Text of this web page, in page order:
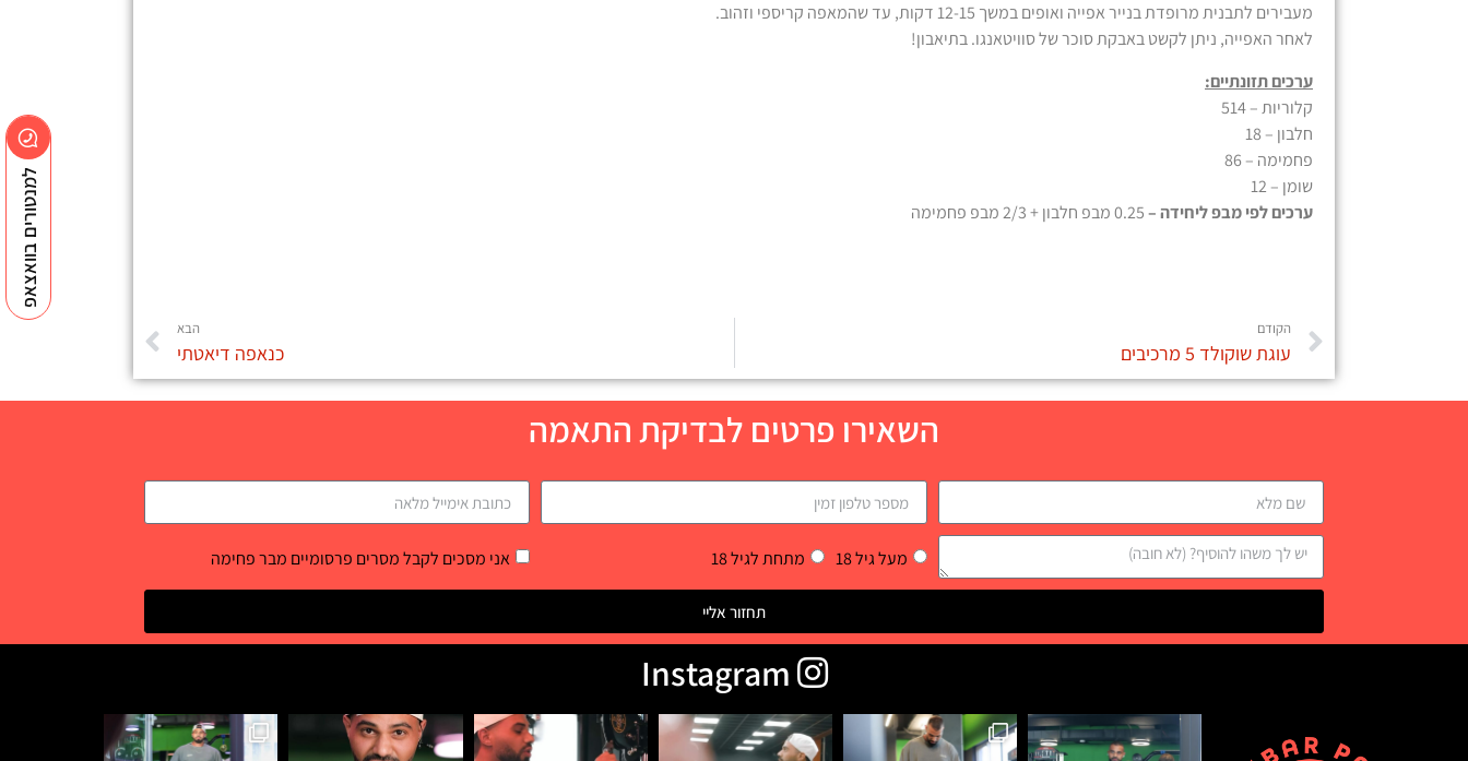
מעבירים לתבנית מרופדת בנייר אפייה ואופים במשך 12-15 דקות, עד שהמאפה קריספי וזהוב.
לאחר האפייה, ניתן לקשט באבקת סוכר של סוויטאנגו. בתיאבון!
ערכים תזונתיים:
קלוריות – 514
חלבון – 18
פחמימה – 86
שומן – 12
ערכים לפי מבפ ליחידה –
הקודם
עוגת שוקולד 5 מרכיבים
הבא
כנאפה דיאטתי
השאירו פרטים לבדיקת התאמה
מעל גיל 18 מתחת לגיל 18 אני מסכים לקבל מסרים פרסומיים מבר פחימה
תחזור אליי
למנטורים בוואצאפ